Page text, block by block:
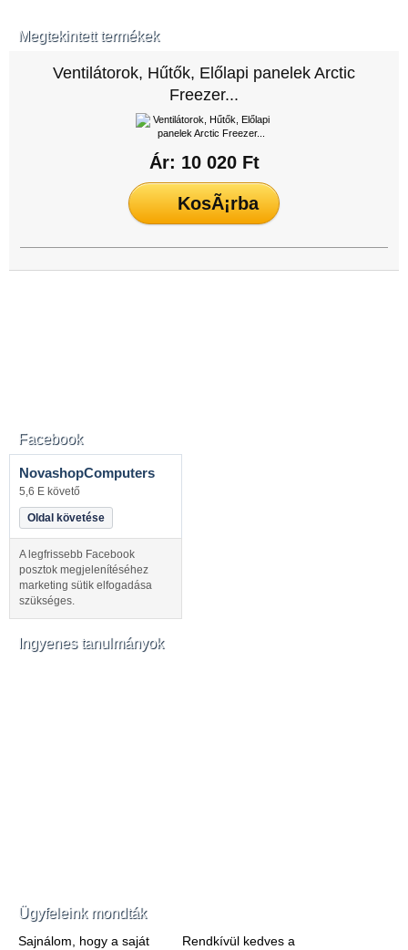
Megtekintett termékek
Ventilátorok, Hűtők, Előlapi panelek Arctic
Freezer...
Ár: 10 020 Ft
Facebook
NovashopComputers
5,6 E követő
Oldal követése
A legfrissebb Facebook
posztok megjelenítéséhez
marketing sütik elfogadása
szükséges.
Ingyenes tanulmányok
Ügyfeleink mondták
Sajnálom, hogy a saját
Rendkívül kedves a